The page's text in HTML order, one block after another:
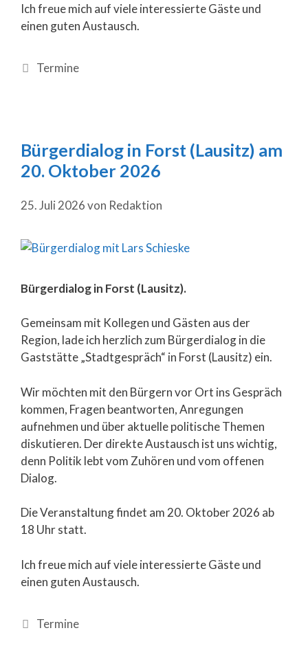
Ich freue mich auf viele interessierte Gäste und
einen guten Austausch.
Termine
Bürgerdialog in Forst (Lausitz) am
20. Oktober 2026
25. Juli 2026von Redaktion
Bürgerdialog in Forst (Lausitz).
Gemeinsam mit Kollegen und Gästen aus der
Region, lade ich herzlich zum Bürgerdialog in die
Gaststätte „Stadtgespräch“ in Forst (Lausitz) ein.
Wir möchten mit den Bürgern vor Ort ins Gespräch
kommen, Fragen beantworten, Anregungen
aufnehmen und über aktuelle politische Themen
diskutieren. Der direkte Austausch ist uns wichtig,
denn Politik lebt vom Zuhören und vom offenen
Dialog.
Die Veranstaltung findet am 20. Oktober 2026 ab
18 Uhr statt.
Ich freue mich auf viele interessierte Gäste und
einen guten Austausch.
Termine